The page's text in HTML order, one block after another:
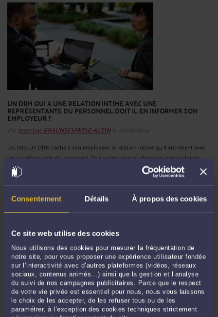
Consentement Détails À propos des cookies
Ce site web utilise des cookies
Nous utilisons des cookies pour mesurer la fréquentation de
notre site, pour vous proposer une expérience utilisateur fondée
sur l’interactivité avec d’autres plateformes (vidéos, réseaux
sociaux, contenus animés…) ainsi que la gestion et l’analyse
du suivi de nos campagnes publicitaires. Parce que le respect
de votre vie privée est essentiel pour nous, nous vous laissons
le choix de les accepter, de les refuser tous ou de les
paramétrer, à l’exception des cookies techniques strictement
UN DRH QUI A UNE RELATION INTIME AVEC UNE
REPRÉSENTANTE DU PERSONNEL DOIT IL EN INFORMER SON
EMPLOYEUR ?
Par Jean-Luc BRAUNSCHWEIG-KLEINle 27/06/2024
Les faits Un DRH cache à son employeur la relation intime qu’il entretient avec
une représentante du personnel. Or il se trouve que plusieurs années durant,
ceux-ci sont amenés à négocier face à face, le DRH bénéficiant d’une délégation
de pouvoir du président du ...
FAUTE D’OBJECTIFS RÉALISABLES OU CONNUS DU SALARIÉ, LA
PRIME VARIABLE EST PAYÉE INTÉGRALEMENT